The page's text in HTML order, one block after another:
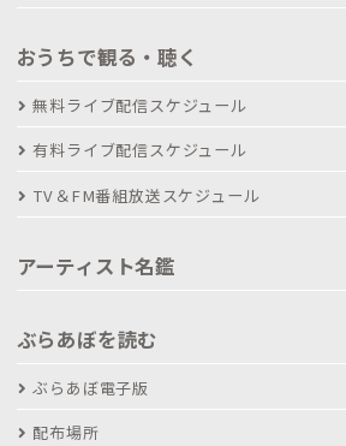
おうちで観る・聴く
無料ライブ配信スケジュール
有料ライブ配信スケジュール
TV＆FM番組放送スケジュール
アーティスト名鑑
ぶらあぼを読む
ぶらあぼ電子版
配布場所